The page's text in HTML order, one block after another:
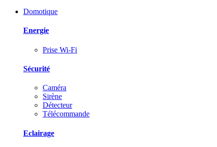
Domotique
Energie
Prise Wi-Fi
Sécurité
Caméra
Sirène
Détecteur
Télécommande
Eclairage